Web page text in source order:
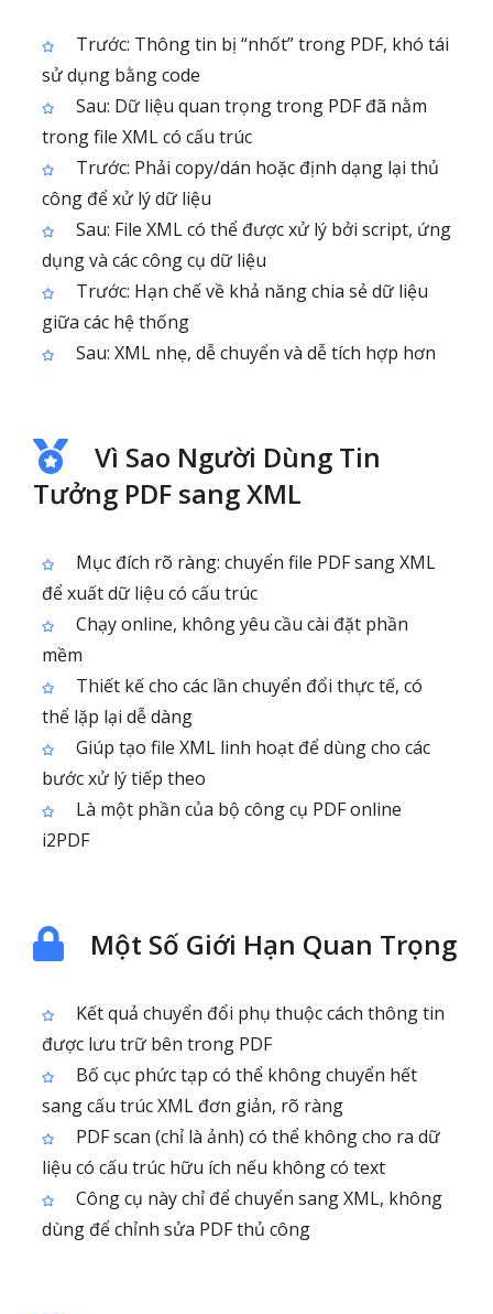
Trước: Thông tin bị “nhốt” trong PDF, khó tái
sử dụng bằng code
Sau: Dữ liệu quan trọng trong PDF đã nằm
trong file XML có cấu trúc
Trước: Phải copy/dán hoặc định dạng lại thủ
công để xử lý dữ liệu
Sau: File XML có thể được xử lý bởi script, ứng
dụng và các công cụ dữ liệu
Trước: Hạn chế về khả năng chia sẻ dữ liệu
giữa các hệ thống
Sau: XML nhẹ, dễ chuyển và dễ tích hợp hơn
Vì Sao Người Dùng Tin
Tưởng PDF sang XML
Mục đích rõ ràng: chuyển file PDF sang XML
để xuất dữ liệu có cấu trúc
Chạy online, không yêu cầu cài đặt phần
mềm
Thiết kế cho các lần chuyển đổi thực tế, có
thể lặp lại dễ dàng
Giúp tạo file XML linh hoạt để dùng cho các
bước xử lý tiếp theo
Là một phần của bộ công cụ PDF online
i2PDF
Một Số Giới Hạn Quan Trọng
Kết quả chuyển đổi phụ thuộc cách thông tin
được lưu trữ bên trong PDF
Bố cục phức tạp có thể không chuyển hết
sang cấu trúc XML đơn giản, rõ ràng
PDF scan (chỉ là ảnh) có thể không cho ra dữ
liệu có cấu trúc hữu ích nếu không có text
Công cụ này chỉ để chuyển sang XML, không
dùng để chỉnh sửa PDF thủ công